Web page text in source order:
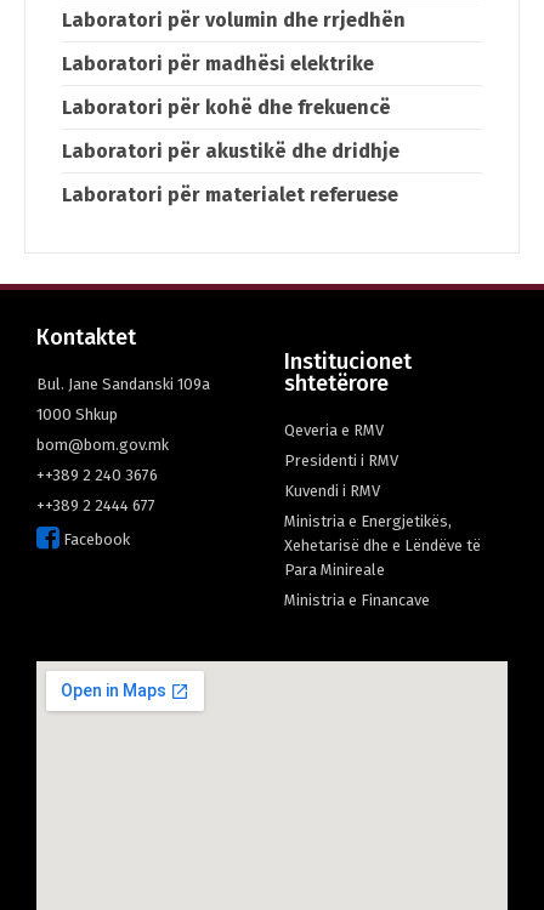
Laboratori për volumin dhe rrjedhën
Laboratori për madhësi elektrike
Laboratori për kohë dhe frekuencë
Laboratori për akustikë dhe dridhje
Laboratori për materialet referuese
Кontaktet
Bul. Jane Sandanski 109а
1000 Shkup
bom@bom.gov.mk
++389 2 240 3676
++389 2 2444 677
Facebook
Institucionet
shtetërore
Qeveria e RMV
Presidenti i RMV
Kuvendi i RMV
Ministria e Energjetikës,
Xehetarisë dhe e Lëndëve të
Para Minireale
Мinistria e Financave